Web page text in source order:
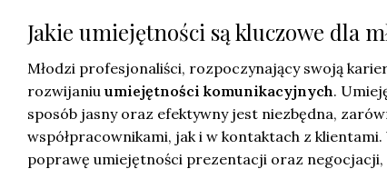
Jakie umiejętności są kluczowe dla
Młodzi profesjonaliści, rozpoczynający swoją
rozwijaniu umiejętności komunikacyjnych.
sposób jasny oraz efektywny jest niezbędna,
współpracownikami, jak i w kontaktach z
poprawę umiejętności prezentacji oraz negocjacji,